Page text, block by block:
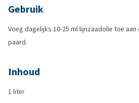
Gebruik
Voeg dagelijks 10-25 ml lijnzaadolie toe
paard.
Inhoud
1 liter